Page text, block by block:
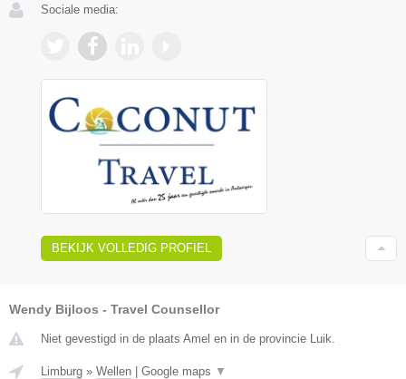
Sociale media:
BEKIJK VOLLEDIG PROFIEL
Wendy Bijloos - Travel Counsellor
Niet gevestigd in de plaats Amel en in de provincie Luik.
Limburg » Wellen Google maps ▼